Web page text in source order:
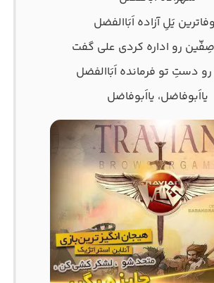
یَلِ آزاده اَبَاالفضل
رو اداره کردی علی گفت
رو دستِ تو فرمانده اَبَاالفضل
یااَبوفاضل، یااَبوفاضل